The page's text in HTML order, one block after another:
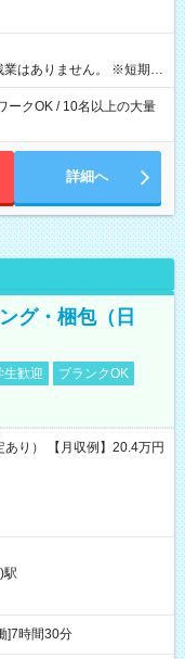
りません。 ※短期の
くださいませ。
ークOK / 10名以上の大量
詳細へ
グ・梱包（日
生歓迎
ブランクOK
り） 【月収例】20.4万円
駅
]7時間30分